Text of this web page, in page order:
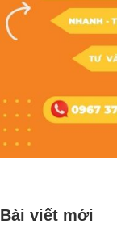
Bài viết mới